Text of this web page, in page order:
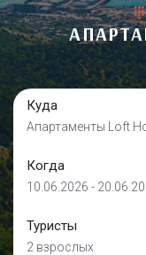
Куда
Апартаменты Loft
Когда
10.06.2026 -
Туристы
2 взрослых